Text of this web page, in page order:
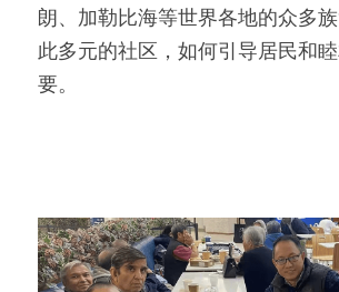
朗、加勒比海等世界各地的众多
此多元的社区，如何引导居民和
要。